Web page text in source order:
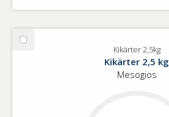
Välj
Kikärter 2,5kg
Kikärter 2,5 kg
Mesogios